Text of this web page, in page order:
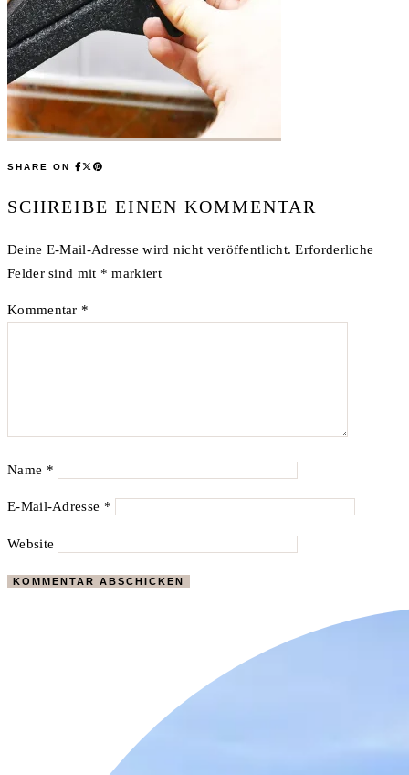
SHARE ON
SCHREIBE EINEN KOMMENTAR
Deine E-Mail-Adresse wird nicht veröffentlicht. Erforderliche
Felder sind mit * markiert
Kommentar *
Name *
E-Mail-Adresse *
Website